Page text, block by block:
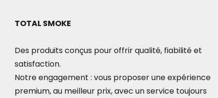
TOTAL SMOKE
Des produits conçus pour offrir qualité, fiabilité et
satisfaction.
Notre engagement : vous proposer une expérience
premium, au meilleur prix, avec un service toujours